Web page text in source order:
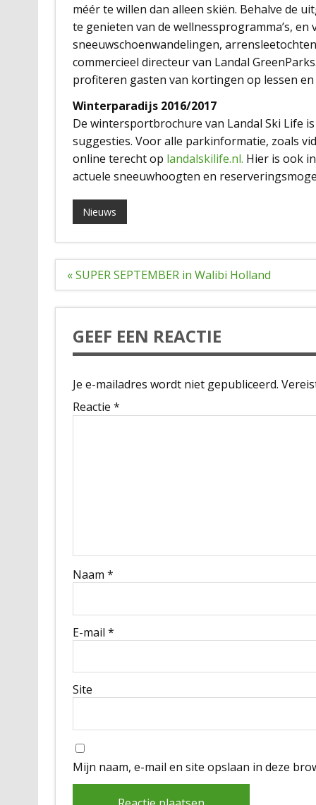
méér te willen dan alleen skiën. Behalve de
te genieten van de wellnessprogramma’s,
sneeuwschoenwandelingen,
commercieel directeur van Landal
profiteren gasten van kortingen op lessen
Winterparadijs 2016/2017
De wintersportbrochure van Landal Ski Life
suggesties. Voor alle parkinformatie, zoals
online terecht op landalskilife.nl. Hier is ook
actuele sneeuwhoogten en
Nieuws
Bericht
« SUPER SEPTEMBER in Walibi Holland
GEEF EEN REACTIE
Je e-mailadres wordt niet gepubliceerd.
Reactie *
Naam *
E-mail *
Site
Mijn naam, e-mail en site opslaan in deze